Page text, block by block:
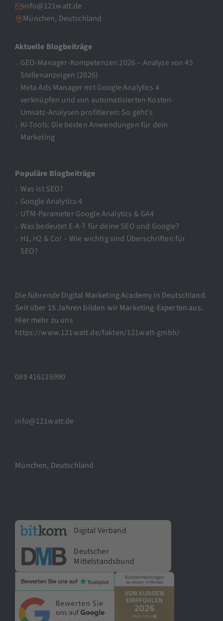
info@121watt.de
München, Deutschland
Aktuelle Blogbeiträge
GEO-Manager-Kompetenzen 2026 – Analyse von 45
Stellenanzeigen (2026)
Meta Ads Manager mit Google Analytics 4
verknüpfen und von automatisierten Kosten-
Umsatz-Analysen profitieren: So geht’s
KI-Tools: Die besten Anwendungen für dein
Marketing
Populäre Blogbeiträge
Was ist SEO?
Google Analytics 4
UTM-Parameter Google Analytics & GA4
Was bedeutet E-A-T für deine SEO und Google?
H1, H2 & Co! – Wie wichtig sind Überschriften für
SEO?
Die führende Digital Marketing Academy in Deutschland.
Seit über 15 Jahren bilden wir Marketing-Experten aus.
Hier mehr zu uns
https://www.121watt.de/fakten/121watt-gmbh/
089 416126990
info@121watt.de
München, Deutschland
Digital Verband
Deutscher
Mittelstandsbund